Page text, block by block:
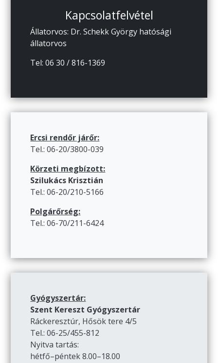
Kapcsolatfelvétel
Állatorvos: Dr. Schekk György hatósági
állatorvos
Tel: 06 30 / 816-1369
Ercsi rendőr járőr:
Tel.: 06-20/3800-039
Körzeti megbízott:
Szilukács Krisztián
Tel.: 06-20/210-5166
Polgárőrség:
Tel.: 06-70/211-6424
Gyógyszertár:
Szent Kereszt Gyógyszertár
Ráckeresztúr, Hősök tere 4/5
Tel.: 06-25/455-812
Nyitva tartás:
hétfő–péntek 8.00–18.00